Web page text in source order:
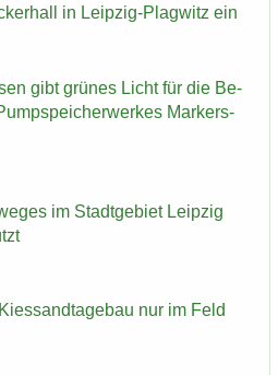
in Leipzig-​Plagwitz ein
gibt grü­nes Licht für die Be­
Mar­kers­
im Stadt­ge­biet Leip­zig
nur im Feld